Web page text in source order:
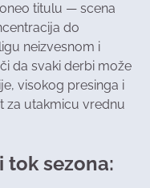
titulu — scena
do
neizvesnom i
da svaki derbi može
visokog presinga i
za utakmicu vrednu
tok sezona: